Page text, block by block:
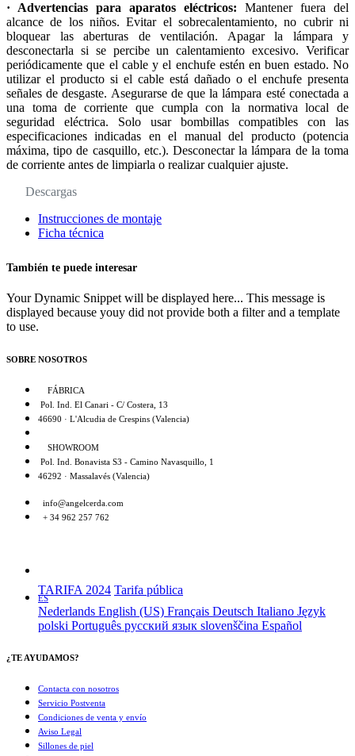
· Advertencias para aparatos eléctricos: Mantener fuera del
alcance de los niños. Evitar el sobrecalentamiento, no cubrir ni
bloquear las aberturas de ventilación. Apagar la lámpara y
desconectarla si se percibe un calentamiento excesivo. Verificar
periódicamente que el cable y el enchufe estén en buen estado. No
utilizar el producto si el cable está dañado o el enchufe presenta
señales de desgaste. Asegurarse de que la lámpara esté conectada a
una toma de corriente que cumpla con la normativa local de
seguridad eléctrica. Solo usar bombillas compatibles con las
especificaciones indicadas en el manual del producto (potencia
máxima, tipo de casquillo, etc.). Desconectar la lámpara de la toma
de corriente antes de limpiarla o realizar cualquier ajuste.
Descargas
Instrucciones de montaje
Ficha técnica
También te puede interesar
Your Dynamic Snippet will be displayed here... This message is
displayed because youy did not provide both a filter and a template
to use.
SOBRE NOSOTROS
FÁBRICA
Pol. Ind. El Canari - C/ Costera, 13
46690 · L'Alcudia de Crespins (Valencia)
SHOWROOM
Pol. Ind. Bonavista S3 - Camino Navasquillo, 1
46292 · Massalavés (Valencia)
info@angelcerda.com
+ 34 962 257 762
TARIFA 2024 Tarifa pública
ES
Nederlands English (US) Français Deutsch Italiano Język
polski Português русский язык slovenščina Español
¿TE AYUDAMOS?
Contacta con nosotros
Servicio Postventa
Condiciones de venta y envío
Aviso Legal
Sillones de piel